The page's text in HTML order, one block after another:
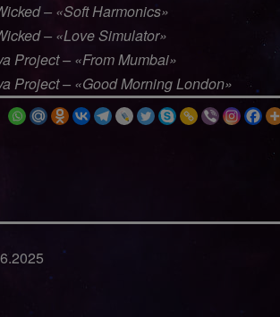
– «Soft Harmonics»
– «Love Simulator»
Project – «From Mumbai»
Project – «Good Morning London»